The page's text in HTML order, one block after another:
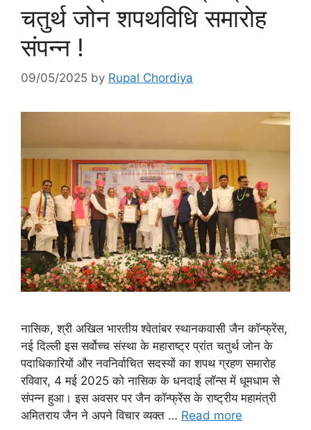
चतुर्थ जोन शपथविधि समारोह
संपन्न !
09/05/2025 by Rupal Chordiya
नासिक, श्री अखिल भारतीय श्वेतांबर स्थानकवासी जैन कॉन्फ्रेंस,
नई दिल्ली इस सर्वोच्च संस्था के महाराष्ट्र प्रांत चतुर्थ जोन के
पदाधिकारियों और नवनिर्वाचित सदस्यों का शपथ ग्रहण समारोह
रविवार, 4 मई 2025 को नासिक के धनदाई लॉन्स में धूमधाम से
संपन्न हुआ। इस अवसर पर जैन कॉन्फ्रेंस के राष्ट्रीय महामंत्री
अमितराय जैन ने अपने विचार व्यक्त … Read more